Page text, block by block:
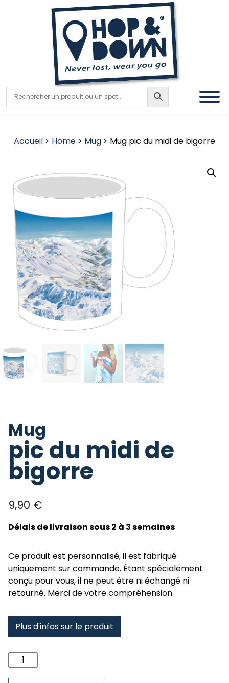
Accueil > Home > Mug > Mug pic du midi de bigorre
Mug
pic du midi de
bigorre
9,90 €
Délais de livraison sous 2 à 3 semaines
Ce produit est personnalisé, il est fabriqué
uniquement sur commande. Étant spécialement
conçu pour vous, il ne peut être ni échangé ni
retourné. Merci de votre compréhension.
Plus d'infos sur le produit
quantité
de